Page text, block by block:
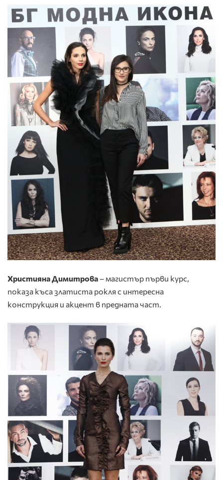
Християна Димитрова – магистър първи курс,
показа къса златиста рокля с интересна
конструкция и акцент в предната част.